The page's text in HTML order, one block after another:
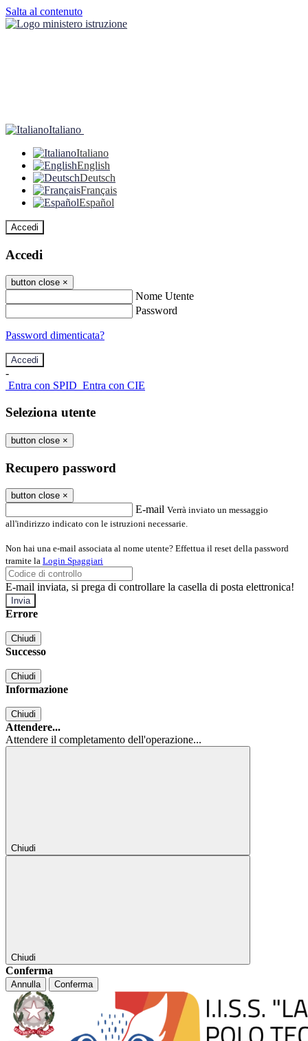
Salta al contenuto
Italiano
Italiano
English
Deutsch
Français
Español
Accedi
Accedi
button close ×
Nome Utente
Password
Password dimenticata?
-
Entra con SPID Entra con CIE
Seleziona utente
button close ×
Recupero password
button close ×
E-mail Verrà inviato un messaggio
all'indirizzo indicato con le istruzioni necessarie.
Non hai una e-mail associata al nome utente? Effettua il reset della password
tramite la Login Spaggiari
E-mail inviata, si prega di controllare la casella di posta elettronica!
Errore
Chiudi
Successo
Chiudi
Informazione
Chiudi
Attendere...
Attendere il completamento dell'operazione...
Chiudi
Chiudi
Conferma
Annulla Conferma